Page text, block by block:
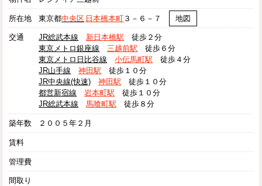
所在地 東京都中央区 日本橋本町 ３－６－７ 地図
交通 JR総武本線 新日本橋駅 徒歩２分
東京メトロ銀座線
三越前駅 徒歩６分
東京メトロ日比谷線
小伝馬町駅 徒歩４分
JR山手線
神田駅 徒歩１０分
JR中央線(快速)
神田駅 徒歩１０分
都営新宿線
岩本町駅 徒歩１０分
JR総武本線
馬喰町駅 徒歩８分
築年数 ２００５年２月
賃料
管理費
間取り